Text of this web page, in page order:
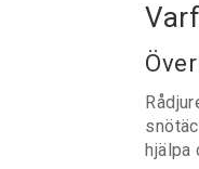
hjälpa